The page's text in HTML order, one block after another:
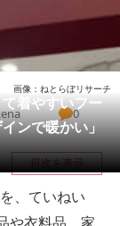
着やすいフー
ンで暖かい」
画像：ねとらぼリサーチ
0
目次を表示
、ていねい